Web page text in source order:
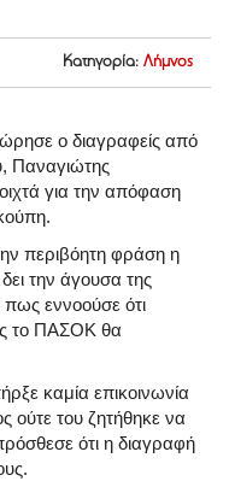
Κατηγορία: Λήμνος
ο διαγραφείς από
Παναγιώτης
για την απόφαση
περιβόητη φράση η
την άγουσα της
εννοούσε ότι
το ΠΑΣΟΚ θα
καμία επικοινωνία
ούτε του ζητήθηκε να
ότι η διαγραφή